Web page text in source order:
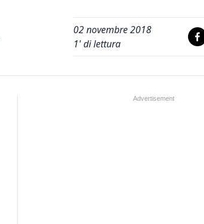
02 novembre 2018
1' di lettura